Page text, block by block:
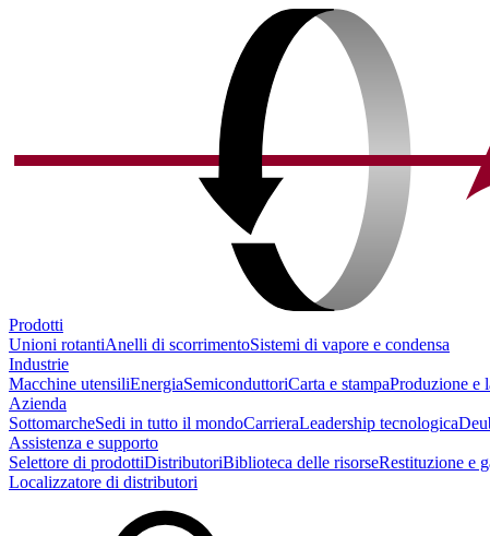
Prodotti
Unioni rotantiAnelli di scorrimentoSistemi di vapore e condensa
Industrie
Macchine utensiliEnergiaSemiconduttoriCarta e stampaProduzione e
Azienda
SottomarcheSedi in tutto il mondoCarrieraLeadership tecnologica
Assistenza e supporto
Selettore di prodottiDistributoriBiblioteca delle risorseRestituzione e
Localizzatore di distributori